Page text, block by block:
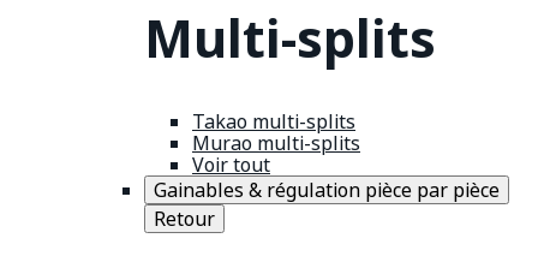
Multi-splits
Takao multi-splits
Murao multi-splits
Voir tout
Gainables & régulation pièce par pièce
Retour